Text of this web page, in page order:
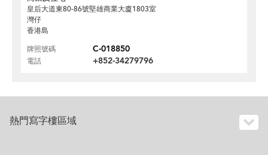
皇后大道東80-86號堅雄商業大廈1803室
灣仔
香港島
牌照號碼
C-018850
電話 +852-34279796
熱門寫字樓區域